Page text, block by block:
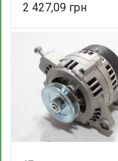
2 427,09